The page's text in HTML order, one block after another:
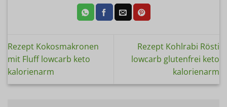
Rezept Kokosmakronen
mit Fluff lowcarb keto
kalorienarm
Rezept Kohlrabi Rösti
lowcarb glutenfrei keto
kalorienarm